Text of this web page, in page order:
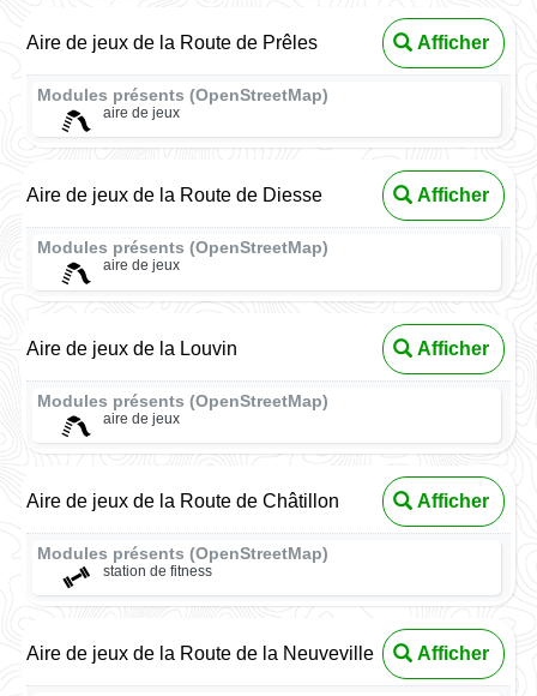
Aire de jeux de la Route de Prêles Afficher
Modules présents (OpenStreetMap)
aire de jeux
Aire de jeux de la Route de Diesse Afficher
Modules présents (OpenStreetMap)
aire de jeux
Aire de jeux de la Louvin Afficher
Modules présents (OpenStreetMap)
aire de jeux
Aire de jeux de la Route de Châtillon Afficher
Modules présents (OpenStreetMap)
station de fitness
Aire de jeux de la Route de la Neuveville Afficher